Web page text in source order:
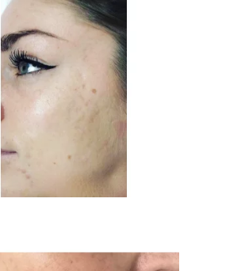
d’implants métalliques à proximité
ou allaitantes
anticoagulants
de tumeurs malignes telles
cancer de la peau, etc.